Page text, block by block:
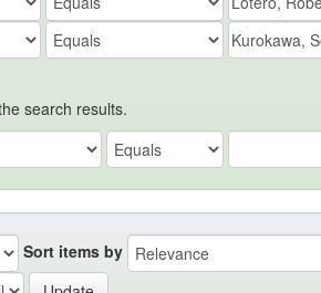
search results.
Sort items by